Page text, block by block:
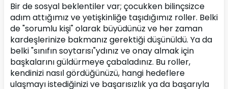
Bir de sosyal beklentiler var; çocukken bilinçsizce
adım attığımız ve yetişkinliğe taşıdığımız roller. Belki
de "sorumlu kişi" olarak büyüdünüz ve her zaman
kardeşlerinize bakmanız gerektiği düşünüldü. Ya da
belki "sınıfın soytarısı"ydınız ve onay almak için
başkalarını güldürmeye çabaladınız. Bu roller,
kendinizi nasıl gördüğünüzü, hangi hedeflere
ulaşmayı istediğinizi ve başarısızlık ya da başarıyla